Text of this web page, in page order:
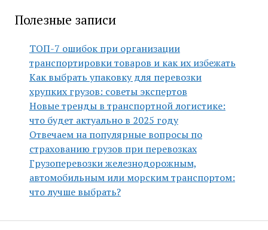
Полезные записи
ТОП-7 ошибок при организации
транспортировки товаров и как их избежать
Как выбрать упаковку для перевозки
хрупких грузов: советы экспертов
Новые тренды в транспортной логистике:
что будет актуально в 2025 году
Отвечаем на популярные вопросы по
страхованию грузов при перевозках
Грузоперевозки железнодорожным,
автомобильным или морским транспортом:
что лучше выбрать?